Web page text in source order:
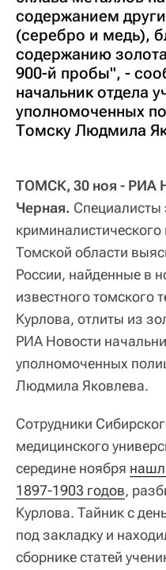
содержанием
(серебро и медь),
содержанию
900-й пробы", -
начальник отдела
уполномоченных
Томску Людмила
ТОМСК, 30 ноя - РИА
Черная. Специалисты
Томской области
России, найденные в
известного томского
Курлова, отлиты из
РИА Новости
уполномоченных
Людмила Яковлева.
Сотрудники
медицинского
середине ноября
1897-1903 годов,
Курлова. Тайник с
под закладку и
сборнике статей